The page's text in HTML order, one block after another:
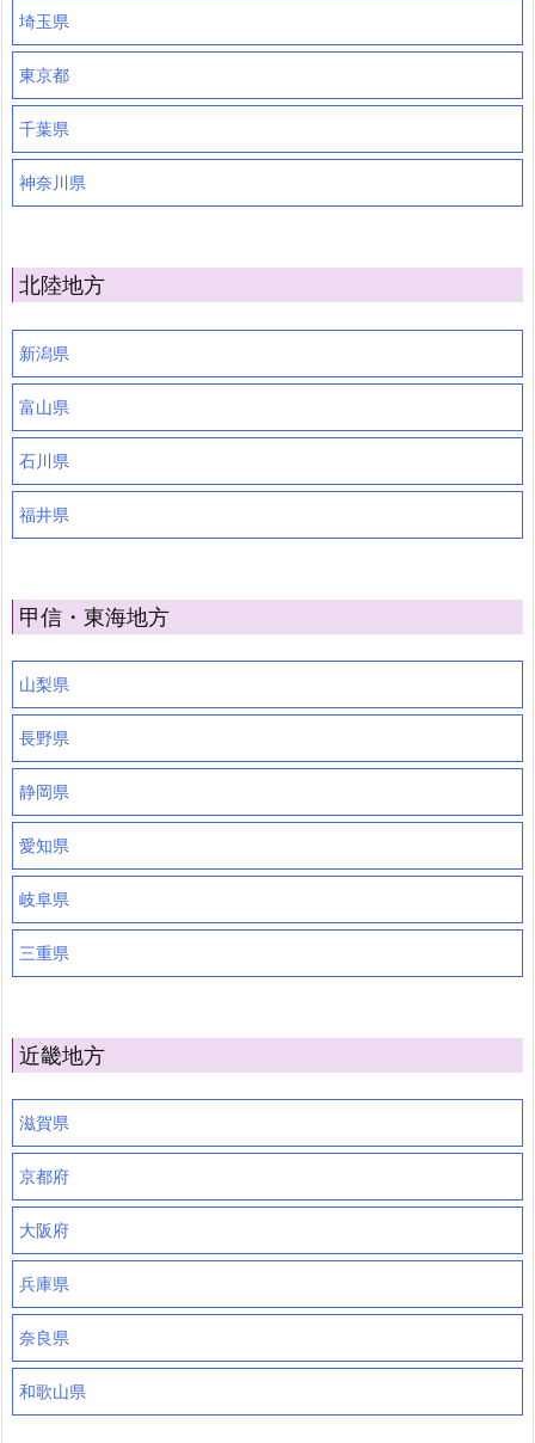
埼玉県
東京都
千葉県
神奈川県
北陸地方
新潟県
富山県
石川県
福井県
甲信・東海地方
山梨県
長野県
静岡県
愛知県
岐阜県
三重県
近畿地方
滋賀県
京都府
大阪府
兵庫県
奈良県
和歌山県